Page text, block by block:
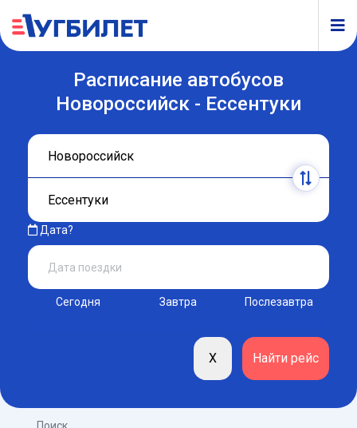
Расписание автобусов
Новороссийск - Ессентуки
Дата?
Сегодня Завтра Послезавтра